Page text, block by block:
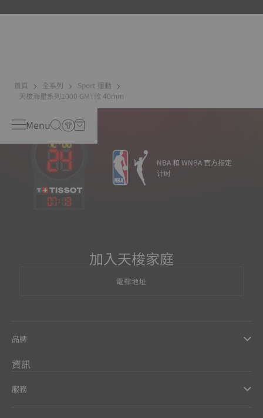
首頁 全系列
Sport 運動
天梭海星系列1000 GMT款 40mm
Menu
07: 13
NBA 和 WNBA 官方指定
计时
加入天梭家庭
電郵地址
品牌
資訊
服務